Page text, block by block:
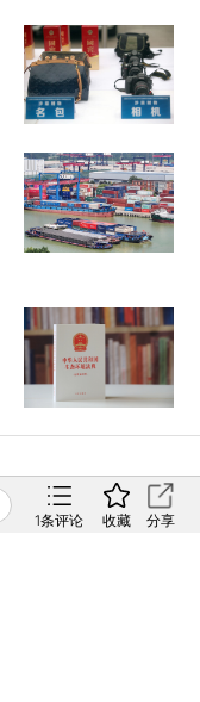
1条评论 收藏 分享